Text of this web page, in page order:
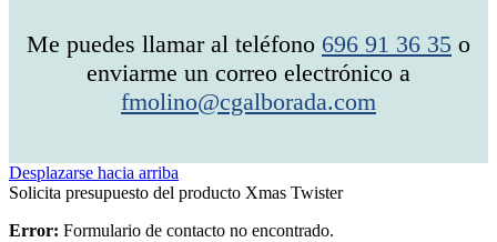
Me puedes llamar al teléfono 696 91 36 35 o
enviarme un correo electrónico a
fmolino@cgalborada.com
Desplazarse hacia arriba
Solicita presupuesto del producto Xmas Twister
Error: Formulario de contacto no encontrado.